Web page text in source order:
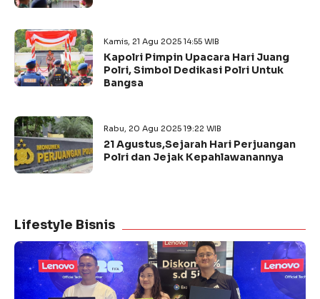
Kamis, 21 Agu 2025 14:55 WIB
Kapolri Pimpin Upacara Hari Juang
Polri, Simbol Dedikasi Polri Untuk
Bangsa
Rabu, 20 Agu 2025 19:22 WIB
21 Agustus,Sejarah Hari Perjuangan
Polri dan Jejak Kepahlawanannya
Lifestyle Bisnis